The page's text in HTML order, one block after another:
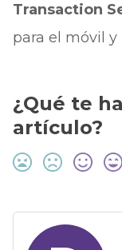
Transaction
para el móvil y
¿Qué te
artículo?